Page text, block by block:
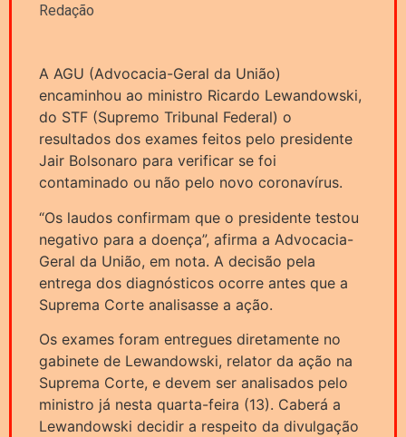
Redação
A AGU (Advocacia-Geral da União)
encaminhou ao ministro Ricardo Lewandowski,
do STF (Supremo Tribunal Federal) o
resultados dos exames feitos pelo presidente
Jair Bolsonaro para verificar se foi
contaminado ou não pelo novo coronavírus.
“Os laudos confirmam que o presidente testou
negativo para a doença”, afirma a Advocacia-
Geral da União, em nota. A decisão pela
entrega dos diagnósticos ocorre antes que a
Suprema Corte analisasse a ação.
Os exames foram entregues diretamente no
gabinete de Lewandowski, relator da ação na
Suprema Corte, e devem ser analisados pelo
ministro já nesta quarta-feira (13). Caberá a
Lewandowski decidir a respeito da divulgação